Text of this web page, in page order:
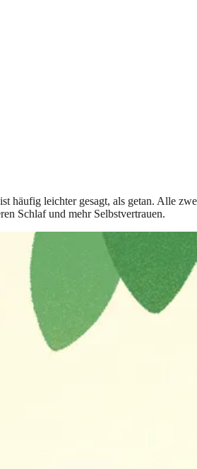
häufig leichter gesagt, als getan. Alle
Schlaf und mehr Selbstvertrauen.